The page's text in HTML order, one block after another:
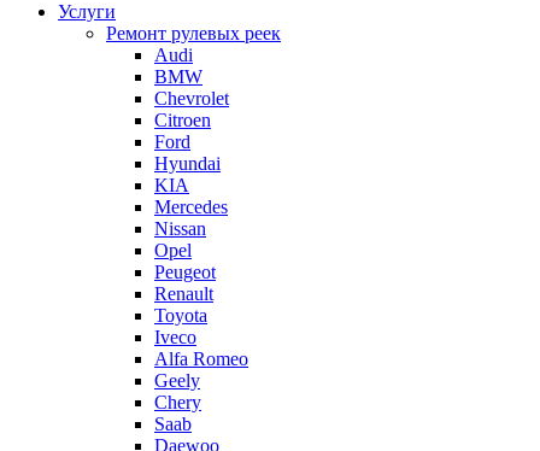
Услуги
Ремонт рулевых реек
Audi
BMW
Chevrolet
Citroen
Ford
Hyundai
KIA
Mercedes
Nissan
Opel
Peugeot
Renault
Toyota
Iveco
Alfa Romeo
Geely
Chery
Saab
Daewoo